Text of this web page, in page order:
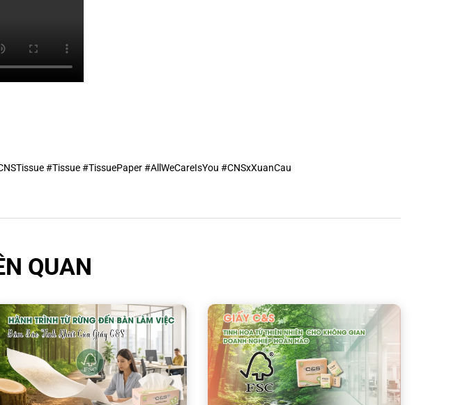
#Tissue#TissuePaper#AllWeCareIsYou #CNSxXuanCau
QUAN